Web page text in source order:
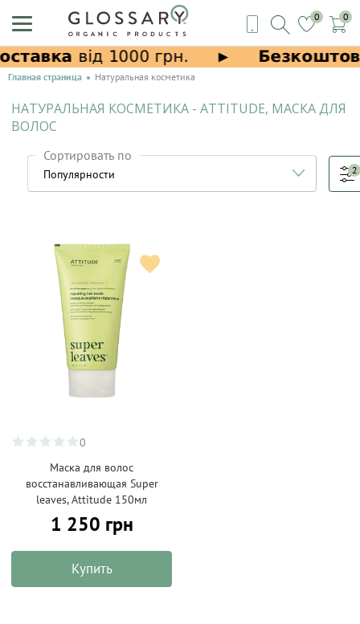
0 0
Главная страница Натуральная косметика
НАТУРАЛЬНАЯ КОСМЕТИКА - ATTITUDE, МАСКА ДЛЯ
ВОЛОС
Сортировать по
2
0
Маска для волос
восстанавливающая Super
leaves, Attitude 150мл
1 250 грн
Купить